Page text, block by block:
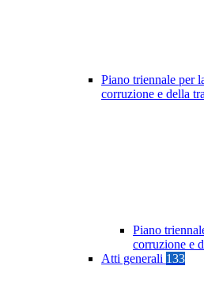
Piano triennale per
corruzione e della
Piano
corruzione e
Atti generali 133